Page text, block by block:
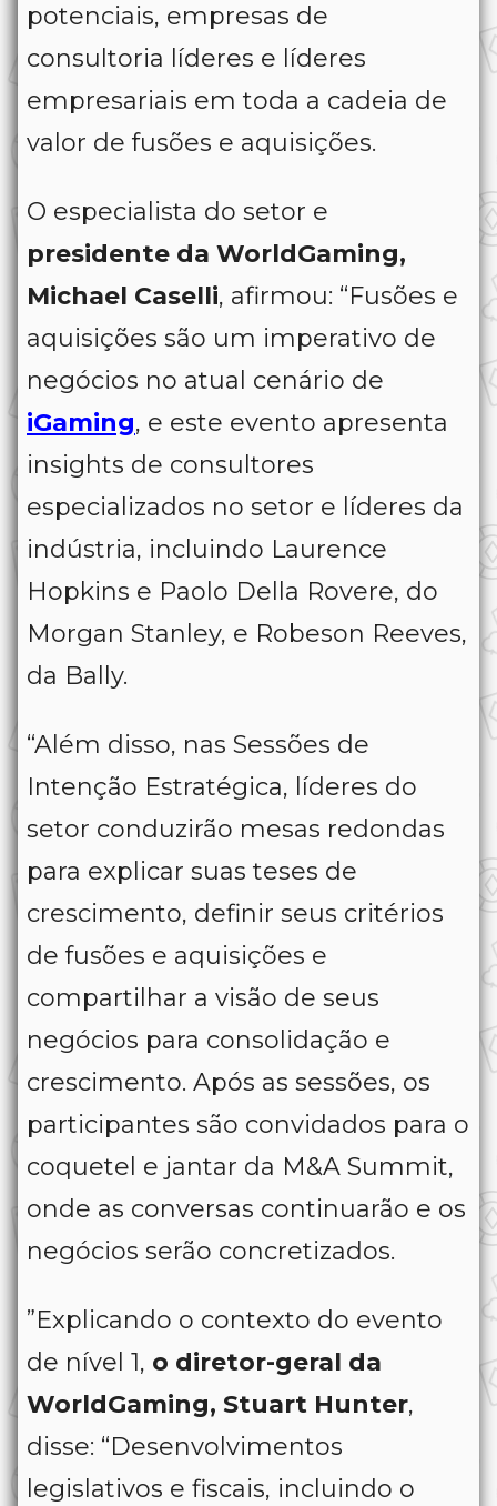
potenciais, empresas de
consultoria líderes e líderes
empresariais em toda a cadeia de
valor de fusões e aquisições.
O especialista do setor e
presidente da WorldGaming,
Michael Caselli, afirmou: “Fusões e
aquisições são um imperativo de
negócios no atual cenário de
iGaming, e este evento apresenta
insights de consultores
especializados no setor e líderes da
indústria, incluindo Laurence
Hopkins e Paolo Della Rovere, do
Morgan Stanley, e Robeson Reeves,
da Bally.
“Além disso, nas Sessões de
Intenção Estratégica, líderes do
setor conduzirão mesas redondas
para explicar suas teses de
crescimento, definir seus critérios
de fusões e aquisições e
compartilhar a visão de seus
negócios para consolidação e
crescimento. Após as sessões, os
participantes são convidados para o
coquetel e jantar da M&A Summit,
onde as conversas continuarão e os
negócios serão concretizados.
”Explicando o contexto do evento
de nível 1, o diretor-geral da
WorldGaming, Stuart Hunter,
disse: “Desenvolvimentos
legislativos e fiscais, incluindo o